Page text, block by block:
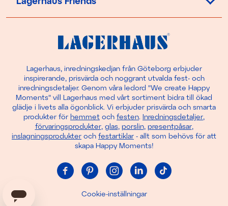
Lagerhaus, inredningskedjan från Göteborg erbjuder
inspirerande, prisvärda och noggrant utvalda fest- och
inredningsdetaljer. Genom våra ledord "We create Happy
Moments" vill Lagerhaus med vårt sortiment bidra till ökad
glädje i livets alla ögonblick. Vi erbjuder prisvärda och smarta
produkter för hemmet och festen. Inredningsdetaljer,
förvaringsprodukter, glas, porslin, presentpåsar,
inslagningsprodukter och festartiklar - allt som behövs för att
skapa Happy Moments!
Cookie-inställningar